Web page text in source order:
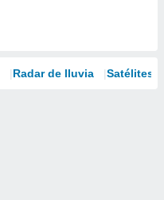
Radar de lluvia Satélites